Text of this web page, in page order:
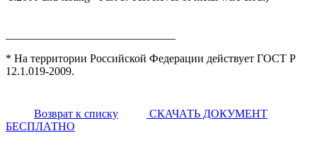
* На территории Российской Федерации действует ГОСТ Р
12.1.019-2009.
Возврат к списку
СКАЧАТЬ ДОКУМЕНТ
БЕСПЛАТНО